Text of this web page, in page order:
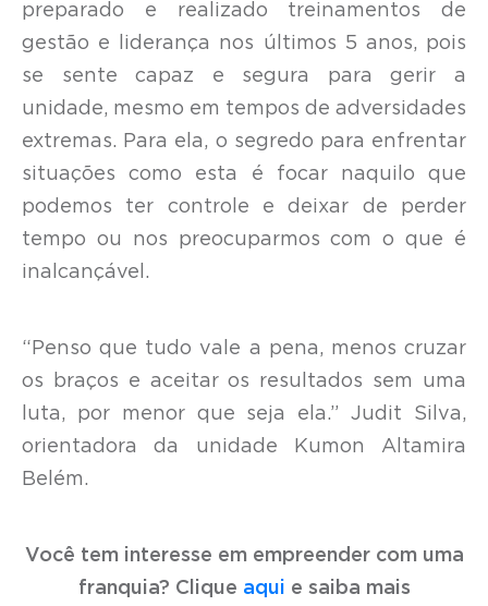
preparado e realizado treinamentos de
gestão e liderança nos últimos 5 anos, pois
se sente capaz e segura para gerir a
unidade, mesmo em tempos de adversidades
extremas. Para ela, o segredo para enfrentar
situações como esta é focar naquilo que
podemos ter controle e deixar de perder
tempo ou nos preocuparmos com o que é
inalcançável.
“Penso que tudo vale a pena, menos cruzar
os braços e aceitar os resultados sem uma
luta, por menor que seja ela.”Judit Silva,
orientadora da unidade Kumon Altamira
Belém.
Você tem interesse em empreender com uma
franquia? Clique aqui e saiba mais